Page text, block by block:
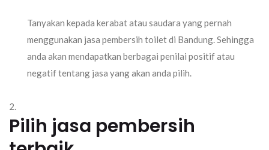
Tanyakan kepada kerabat atau saudara yang pernah
menggunakan jasa pembersih toilet di Bandung. Sehingga
anda akan mendapatkan berbagai penilai positif atau
negatif tentang jasa yang akan anda pilih.
Pilih jasa pembersih